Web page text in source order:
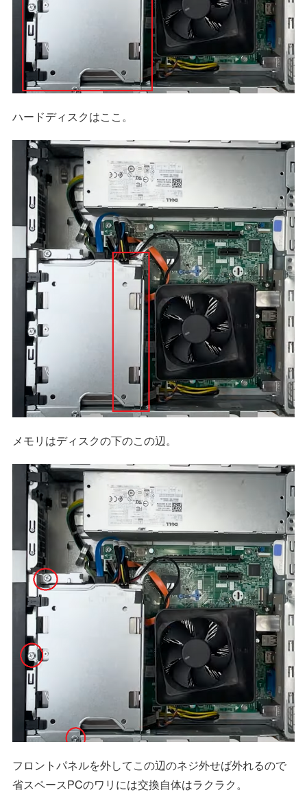
ハードディスクはここ。
メモリはディスクの下のこの辺。
フロントパネルを外してこの辺のネジ外せば外れるので
省スペースPCのワリには交換自体はラクラク。